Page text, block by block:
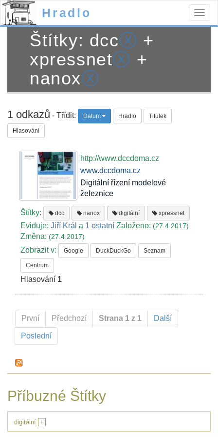
Hradlo
Štítky: dccⓧ +
xpressnetⓧ +
nanoxⓧ
1 odkazů - Třídit: Datum Hradlo Titulek
Hlasování
http://www.dccdoma.cz
www.dccdoma.cz
Digitální řízení modelové
železnice
Štítky: dcc nanox digitální xpressnet
Eviduje:Jiří Král a 1 ostatní Založeno:(27.4.2017)
Změna:(27.4.2017)
Zobrazit v: Google DuckDuckGo Seznam
Centrum
Hlasování 1
První Předchozí Strana 1 z 1 Další
Poslední
Příbuzné Štítky
digitální +